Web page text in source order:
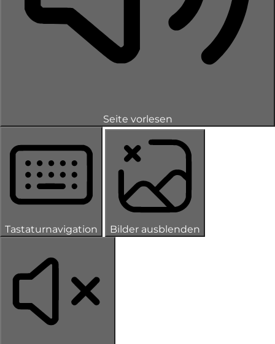
Seite vorlesen
Tastaturnavigation Bilder ausblenden